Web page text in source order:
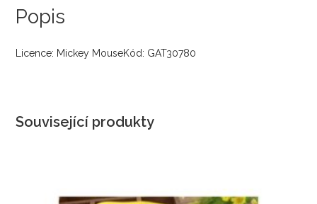
Popis
Licence: Mickey MouseKód: GAT30780
Související produkty